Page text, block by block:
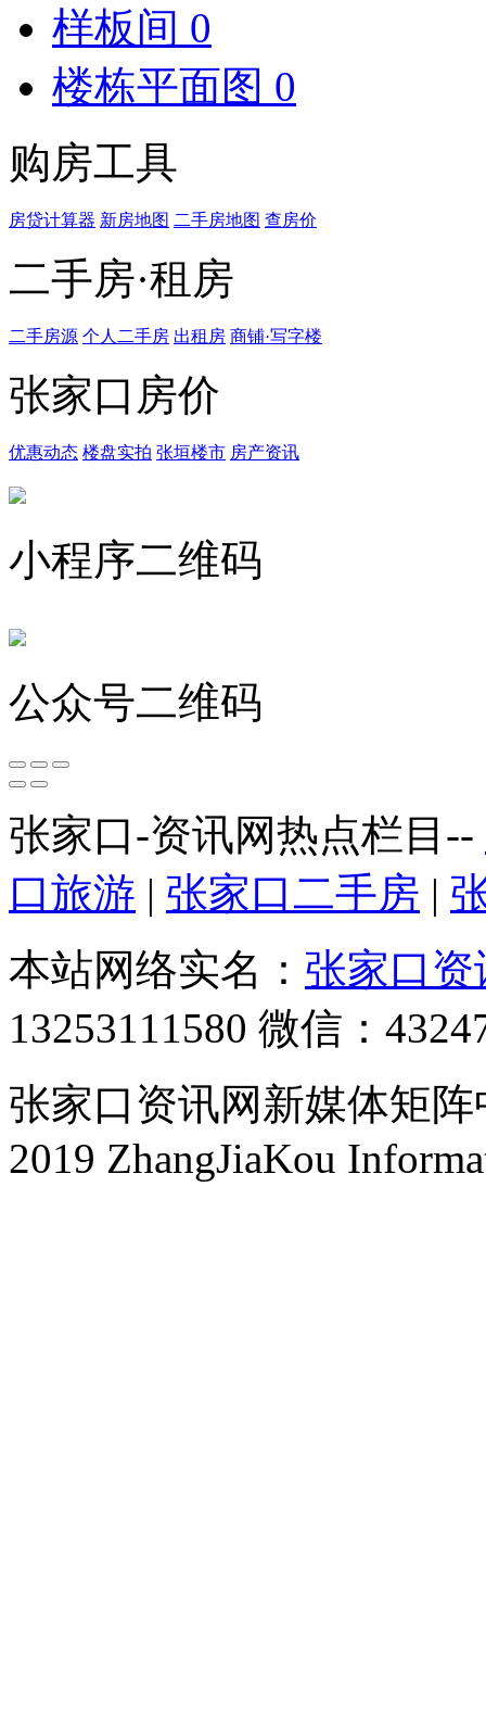
样板间 0
楼栋平面图 0
购房工具
房贷计算器 新房地图 二手房地图 查房价
二手房·租房
二手房源 个人二手房 出租房 商铺·写字楼
张家口房价
优惠动态 楼盘实拍 张垣楼市 房产资讯
小程序二维码
公众号二维码
张家口-资讯网热点栏目--
口旅游 | 张家口二手房 |
本站网络实名： 张家口资
13253111580 微信：
张家口资讯网新媒体矩
2019 ZhangJiaKou